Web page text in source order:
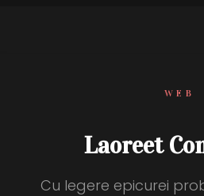
WEB
Laoreet
Cu legere epicurei